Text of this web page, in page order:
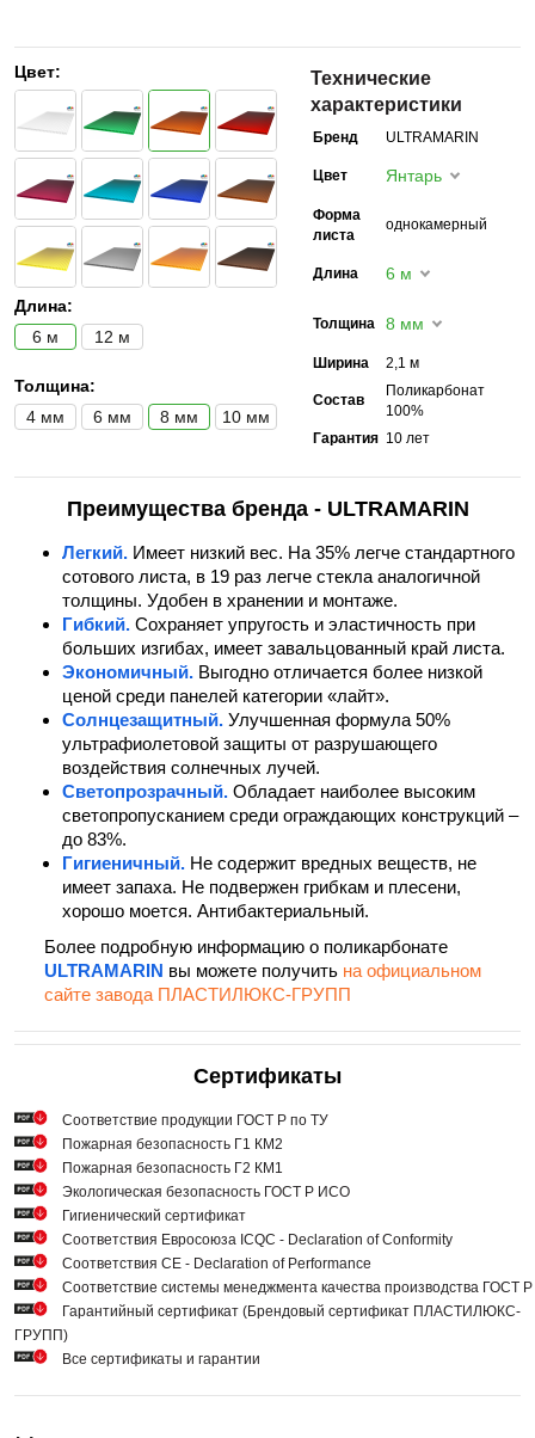
Цвет:
Длина:
6 м
12 м
Толщина:
4 мм
6 мм 8 мм 10 мм
Технические
характеристики
Бренд ULTRAMARIN
Цвет Янтарь
Форма
листа
однокамерный
Длина 6 м
Толщина 8 мм
Ширина 2,1 м
Состав
Поликарбонат
100%
Гарантия 10 лет
Преимущества бренда - ULTRAMARIN
Легкий. Имеет низкий вес. На 35% легче стандартного
сотового листа, в 19 раз легче стекла аналогичной
толщины. Удобен в хранении и монтаже.
Гибкий. Сохраняет упругость и эластичность при
больших изгибах, имеет завальцованный край листа.
Экономичный. Выгодно отличается более низкой
ценой среди панелей категории «лайт».
Солнцезащитный. Улучшенная формула 50%
ультрафиолетовой защиты от разрушающего
воздействия солнечных лучей.
Светопрозрачный. Обладает наиболее высоким
светопропусканием среди ограждающих конструкций –
до 83%.
Гигиеничный. Не содержит вредных веществ, не
имеет запаха. Не подвержен грибкам и плесени,
хорошо моется. Антибактериальный.
Более подробную информацию о поликарбонате
ULTRAMARIN вы можете получить на официальном
сайте завода ПЛАСТИЛЮКС-ГРУПП
Сертификаты
Cоответствие продукции ГОСТ Р по ТУ
Пожарная безопасность Г1 КМ2
Пожарная безопасность Г2 КМ1
Экологическая безопасность ГОСТ Р ИСО
Гигиенический сертификат
Соответствия Евросоюза ICQC - Declaration of Conformity
Соответствия СЕ - Declaration of Performance
Соответствие системы менеджмента качества производства ГОСТ
Гарантийный сертификат (Брендовый сертификат ПЛАСТИЛЮКС-
ГРУПП)
Все сертификаты и гарантии